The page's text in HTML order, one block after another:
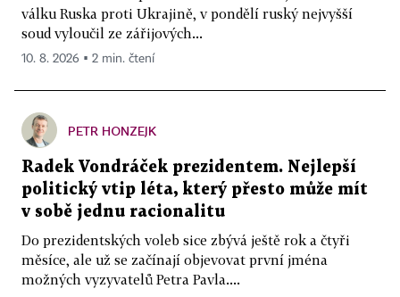
válku Ruska proti Ukrajině, v pondělí ruský nejvyšší
soud vyloučil ze zářijových...
10. 8. 2026 ▪ 2 min. čtení
PETR HONZEJK
Radek Vondráček prezidentem. Nejlepší
politický vtip léta, který přesto může mít
v sobě jednu racionalitu
Do prezidentských voleb sice zbývá ještě rok a čtyři
měsíce, ale už se začínají objevovat první jména
možných vyzyvatelů Petra Pavla....